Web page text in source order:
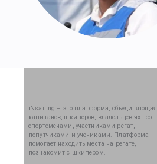
iNsailing – это платформа, объединяющая
капитанов, шкиперов, владельцев яхт со
спортсменами, участниками регат,
попутчиками и учениками. Платформа
помогает находить места на регате,
познакомит с шкипером.